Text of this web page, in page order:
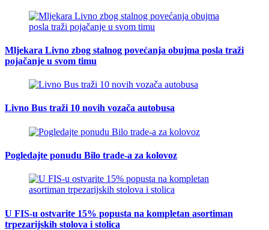
Mljekara Livno zbog stalnog povećanja obujma posla traži
pojačanje u svom timu
Livno Bus traži 10 novih vozača autobusa
Pogledajte ponudu Bilo trade-a za kolovoz
U FIS-u ostvarite 15% popusta na kompletan asortiman
trpezarijskih stolova i stolica